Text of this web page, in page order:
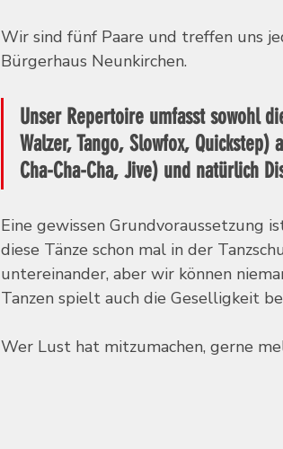
Wir sind fünf Paare und treffen uns
Bürgerhaus Neunkirchen.
Unser Repertoire umfasst sowohl
Walzer, Tango, Slowfox,
Cha-Cha-Cha, Jive) und natürlich
Eine gewissen Grundvoraussetzung
diese Tänze schon mal in der
untereinander, aber wir können
Tanzen spielt auch die Geselligkeit
Wer Lust hat mitzumachen, gerne